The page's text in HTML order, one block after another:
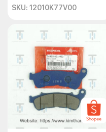
SKU: 12010K77V00